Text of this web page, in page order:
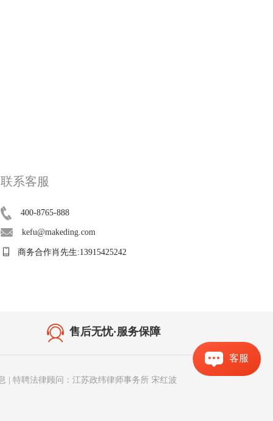
客服
联系客服
400-8765-888
kefu@makeding.com
商务合作肖先生:13915425242
售后无忧·服务保障
| 特聘法律顾问：江苏政纬律师事务所 宋红波